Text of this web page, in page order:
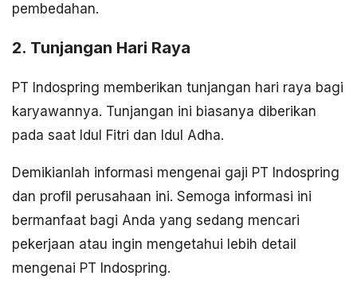
pembedahan.
2. Tunjangan Hari Raya
PT Indospring memberikan tunjangan hari raya bagi
karyawannya. Tunjangan ini biasanya diberikan
pada saat Idul Fitri dan Idul Adha.
Demikianlah informasi mengenai gaji PT Indospring
dan profil perusahaan ini. Semoga informasi ini
bermanfaat bagi Anda yang sedang mencari
pekerjaan atau ingin mengetahui lebih detail
mengenai PT Indospring.